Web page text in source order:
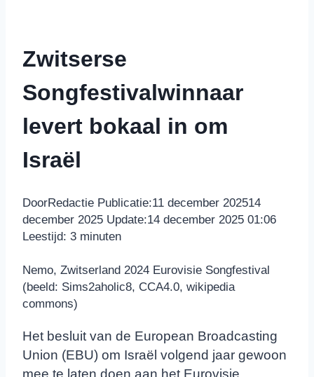
Zwitserse
Songfestivalwinnaar
levert bokaal in om
Israël
DoorRedactie Publicatie:11 december 202514
december 2025 Update:14 december 2025 01:06
Leestijd: 3 minuten
Nemo, Zwitserland 2024 Eurovisie Songfestival
(beeld: Sims2aholic8, CCA4.0, wikipedia
commons)
Het besluit van de European Broadcasting
Union (EBU) om Israël volgend jaar gewoon
mee te laten doen aan het Eurovisie